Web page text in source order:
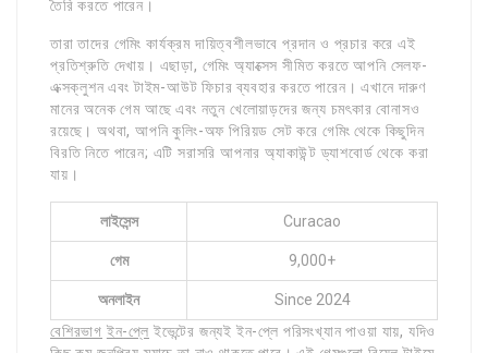
তৈরি করতে পারেন।
তারা তাদের গেমিং কার্যক্রম দায়িত্বশীলভাবে প্রদান ও প্রচার করে এই
প্রতিশ্রুতি দেখায়। এছাড়া, গেমিং অ্যাক্সেস সীমিত করতে আপনি সেলফ-
এক্সক্লুশন এবং টাইম-আউট ফিচার ব্যবহার করতে পারেন। এখানে দারুণ
মানের অনেক গেম আছে এবং নতুন খেলোয়াড়দের জন্য চমৎকার বোনাসও
রয়েছে। অথবা, আপনি কুলিং-অফ পিরিয়ড সেট করে গেমিং থেকে কিছুদিন
বিরতি নিতে পারেন; এটি সরাসরি আপনার অ্যাকাউন্ট ড্যাশবোর্ড থেকে করা
যায়।
লাইসেন্স Curacao
গেম 9,000+
অনলাইন
Since 2024
বেশিরভাগ ইন-প্লে ইভেন্টের জন্যই ইন-প্লে পরিসংখ্যান পাওয়া যায়, যদিও